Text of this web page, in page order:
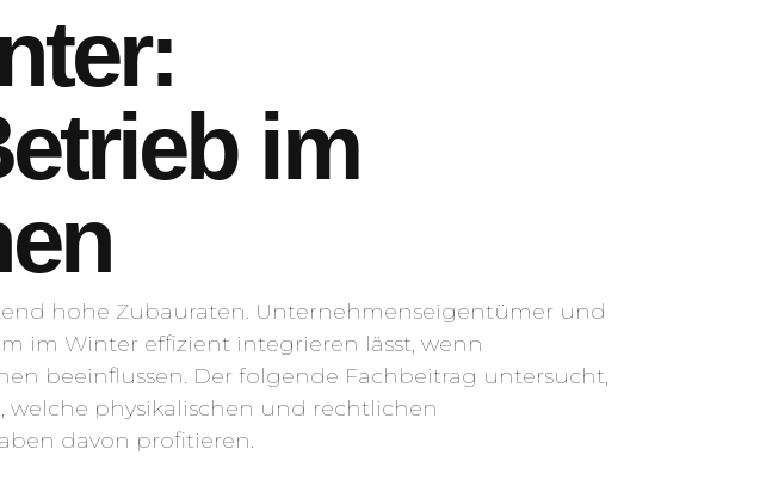
im
hohe Zubauraten. Unternehmenseigentümer und
im Winter effizient integrieren lässt, wenn
beeinflussen. Der folgende Fachbeitrag untersucht,
physikalischen und rechtlichen
davon profitieren.